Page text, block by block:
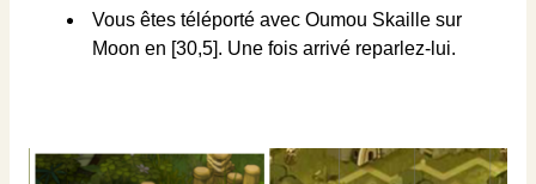
Vous êtes téléporté avec Oumou Skaille sur
Moon en [30,5]. Une fois arrivé reparlez-lui.